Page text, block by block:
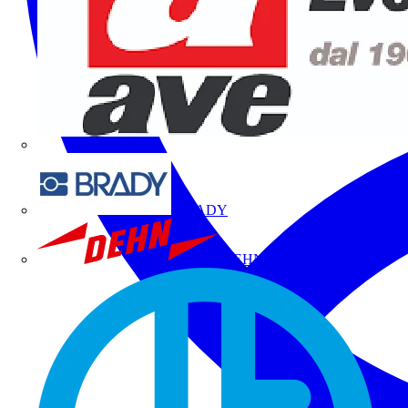
BRADY
DEHN